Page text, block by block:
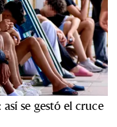
se gestó el cruce